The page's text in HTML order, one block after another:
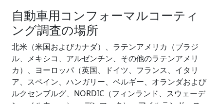
自動車用コンフォーマルコーティ
ング調査の場所
北米（米国およびカナダ）、ラテンアメリカ（ブラジ
ル、メキシコ、アルゼンチン、その他のラテンアメリ
カ）、ヨーロッパ（英国、ドイツ、フランス、イタリ
ア、スペイン、ハンガリー、ベルギー、オランダおよび
ルクセンブルグ、NORDIC（フィンランド、スウェーデ